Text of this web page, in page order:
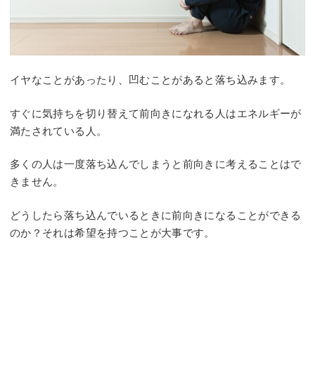
イヤなことがあったり、凹むことがあると落ち込みます。
すぐに気持ちを切り替えて前向きになれる人はエネルギーが
満たされている人。
多くの人は一度落ち込んでしまうと前向きに考えることはで
きません。
どうしたら落ち込んでいるときに前向きになることができる
のか？それは希望を持つことが大事です。